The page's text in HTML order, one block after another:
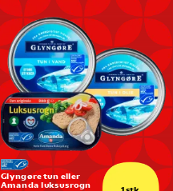
Glyngøre tun eller
Amanda luksusrogn